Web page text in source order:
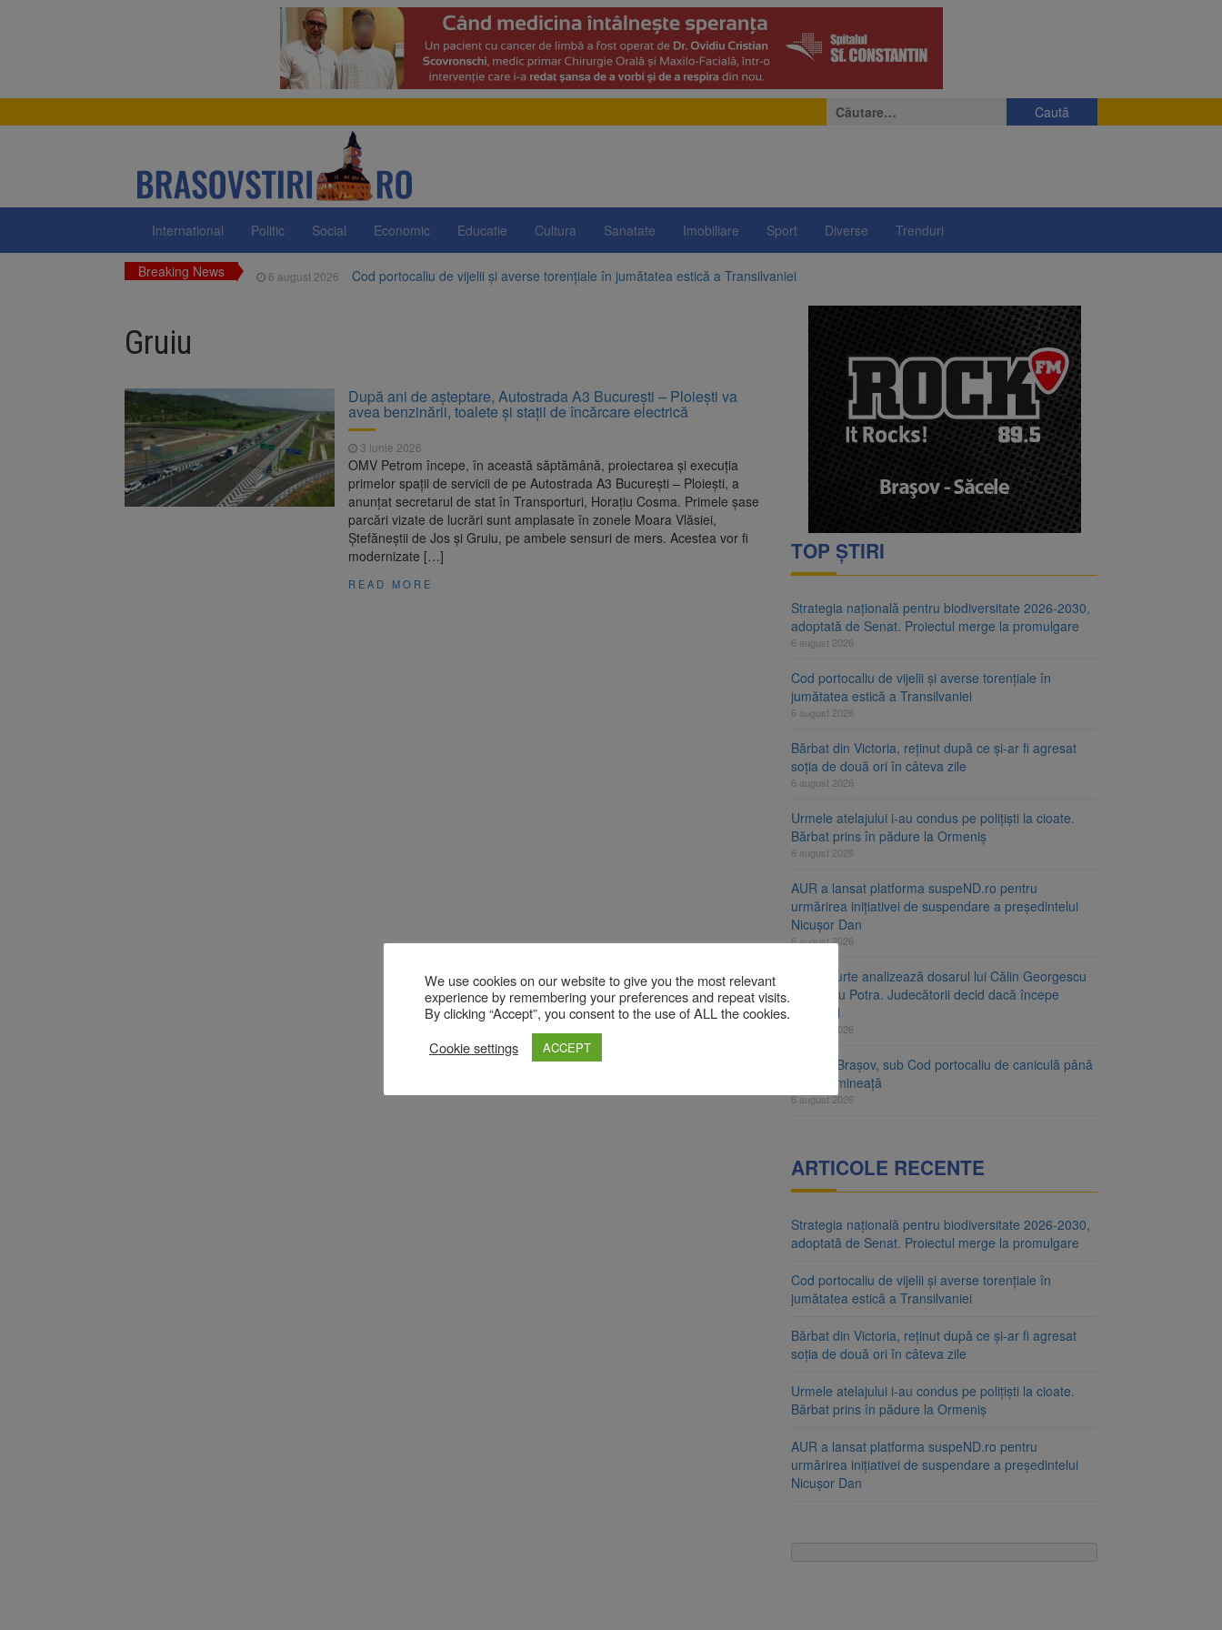
Caută
după:
International Politic Social Economic Educatie Cultura Sanatate Imobiliare Sport Diverse Trenduri
Breaking News 6 august 2026 Cod portocaliu de vijelii și averse torențiale în jumătatea estică a Transilvaniei
Bărbat din Victoria, reținut după ce și-ar fi agresat soția de două ori în câteva zile
AUR a lansat platforma suspeND.ro pentru urmărirea inițiativei de suspendare a președintelui Nicușor
6 august 2026
Înalta Curte analizează dosarul lui Călin Georgescu și Horațiu Potra. Judecătorii decid dacă începe
procesul
6 august 2026 Strategia națională pentru biodiversitate 2026-2030, adoptată de Senat. Proiectul merge la promulgare
Gruiu
După ani de așteptare, Autostrada A3 București – Ploiești va
avea benzinării, toalete și stații de încărcare electrică
3 iunie 2026
OMV Petrom începe, în această săptămână, proiectarea și execuția
primelor spații de servicii de pe Autostrada A3 București – Ploiești, a
anunțat secretarul de stat în Transporturi, Horațiu Cosma. Primele șase
parcări vizate de lucrări sunt amplasate în zonele Moara Vlăsiei,
Ștefăneștii de Jos și Gruiu, pe ambele sensuri de mers. Acestea vor fi
modernizate […]
READ MORE
TOP ȘTIRI
Strategia națională pentru biodiversitate 2026-2030,
adoptată de Senat. Proiectul merge la promulgare
6 august 2026
Cod portocaliu de vijelii și averse torențiale în
jumătatea estică a Transilvaniei
6 august 2026
Bărbat din Victoria, reținut după ce și-ar fi agresat
soția de două ori în câteva zile
6 august 2026
Urmele atelajului i-au condus pe polițiști la cioate.
Bărbat prins în pădure la Ormeniș
6 august 2026
AUR a lansat platforma suspeND.ro pentru
urmărirea inițiativei de suspendare a președintelui
Nicușor Dan
6 august 2026
Înalta Curte analizează dosarul lui Călin Georgescu
și Horațiu Potra. Judecătorii decid dacă începe
procesul
6 august 2026
Județul Brașov, sub Cod portocaliu de caniculă până
vineri dimineață
6 august 2026
ARTICOLE RECENTE
Strategia națională pentru biodiversitate 2026-2030,
adoptată de Senat. Proiectul merge la promulgare
Cod portocaliu de vijelii și averse torențiale în
jumătatea estică a Transilvaniei
Bărbat din Victoria, reținut după ce și-ar fi agresat
soția de două ori în câteva zile
Urmele atelajului i-au condus pe polițiști la cioate.
Bărbat prins în pădure la Ormeniș
AUR a lansat platforma suspeND.ro pentru
urmărirea inițiativei de suspendare a președintelui
Nicușor Dan
We use cookies on our website to give you the most relevant
experience by remembering your preferences and repeat visits.
By clicking “Accept”, you consent to the use of ALL the cookies.
Cookie settings
ACCEPT